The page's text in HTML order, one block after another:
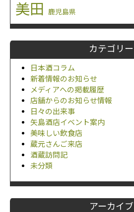
美田
鹿児島県
カテゴリー
日本酒コラム
新着情報のお知らせ
メディアへの掲載履歴
店舗からのお知らせ情報
日々の出来事
矢島酒店イベント案内
美味しい飲食店
蔵元さんご来店
酒蔵訪問記
未分類
アーカイブ